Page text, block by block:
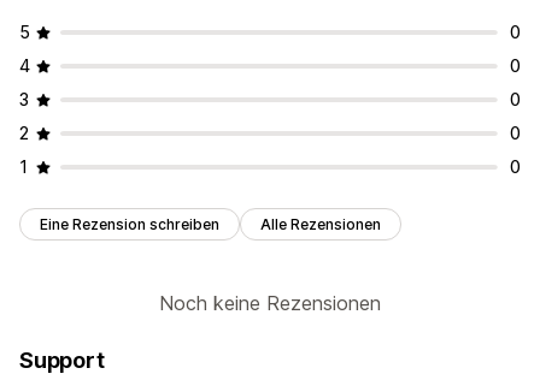
5
0
4
0
3
0
2
0
1
0
Eine Rezension schreiben Alle Rezensionen
Noch keine Rezensionen
Support